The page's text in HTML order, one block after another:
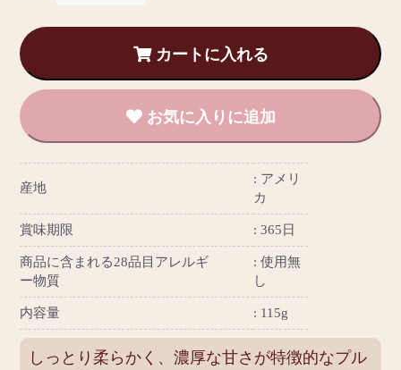
カートに入れる
お気に入りに追加
産地
アメリ
カ
賞味期限 365日
商品に含まれる28品目アレルギ
ー物質
使用無
し
内容量 115g
しっとり柔らかく、濃厚な甘さが特徴的なプル